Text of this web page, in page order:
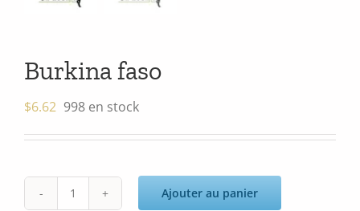
Burkina faso
$6.62 998 en stock
quantité
Ajouter au panier